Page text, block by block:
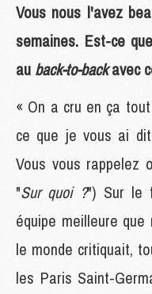
Vous nous l'avez
semaines. Est-ce
au back-to-backavec
« On a cru en ça
ce que je vous ai
Vous vous rappelez
"Sur quoi ?") Sur le
équipe meilleure
le monde critiquait,
les Paris Saint-